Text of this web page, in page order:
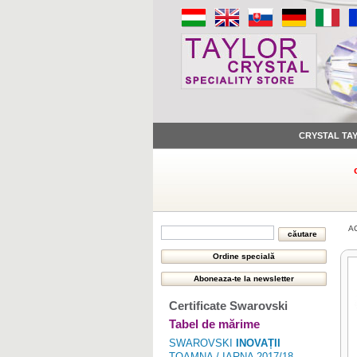
CRYSTAL
Certificate Swarovski
Tabel de mărime
SWAROVSKI
INOVAȚII